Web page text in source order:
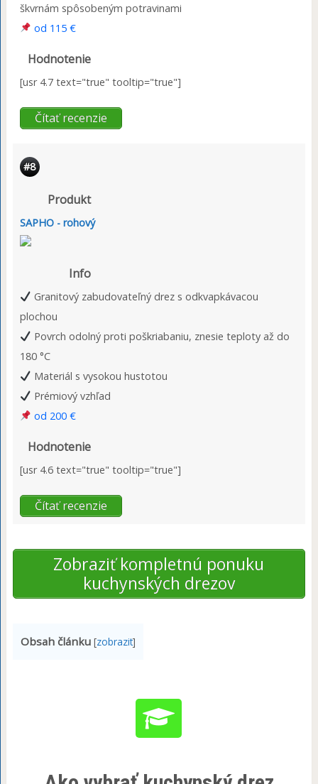
škvrnám spôsobeným potravinami
od 115 €
Hodnotenie
[usr 4.7 text="true" tooltip="true"]
Čítať recenzie
#8
Produkt
SAPHO - rohový
Info
Granitový zabudovateľný drez s odkvapkávacou
plochou
Povrch odolný proti poškriabaniu, znesie teploty až do
180 °C
Materiál s vysokou hustotou
Prémiový vzhľad
od 200 €
Hodnotenie
[usr 4.6 text="true" tooltip="true"]
Čítať recenzie
Zobraziť kompletnú ponuku
kuchynských drezov
Obsah článku [zobrazit]